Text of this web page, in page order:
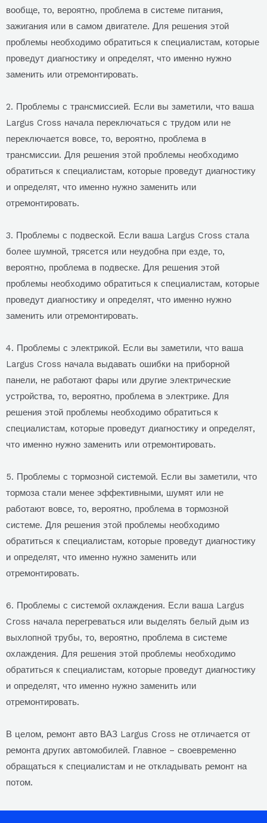
вообще, то, вероятно, проблема в системе питания,
зажигания или в самом двигателе. Для решения этой
проблемы необходимо обратиться к специалистам, которые
проведут диагностику и определят, что именно нужно
заменить или отремонтировать.
2. Проблемы с трансмиссией. Если вы заметили, что ваша
Largus Cross начала переключаться с трудом или не
переключается вовсе, то, вероятно, проблема в
трансмиссии. Для решения этой проблемы необходимо
обратиться к специалистам, которые проведут диагностику
и определят, что именно нужно заменить или
отремонтировать.
3. Проблемы с подвеской. Если ваша Largus Cross стала
более шумной, трясется или неудобна при езде, то,
вероятно, проблема в подвеске. Для решения этой
проблемы необходимо обратиться к специалистам, которые
проведут диагностику и определят, что именно нужно
заменить или отремонтировать.
4. Проблемы с электрикой. Если вы заметили, что ваша
Largus Cross начала выдавать ошибки на приборной
панели, не работают фары или другие электрические
устройства, то, вероятно, проблема в электрике. Для
решения этой проблемы необходимо обратиться к
специалистам, которые проведут диагностику и определят,
что именно нужно заменить или отремонтировать.
5. Проблемы с тормозной системой. Если вы заметили, что
тормоза стали менее эффективными, шумят или не
работают вовсе, то, вероятно, проблема в тормозной
системе. Для решения этой проблемы необходимо
обратиться к специалистам, которые проведут диагностику
и определят, что именно нужно заменить или
отремонтировать.
6. Проблемы с системой охлаждения. Если ваша Largus
Cross начала перегреваться или выделять белый дым из
выхлопной трубы, то, вероятно, проблема в системе
охлаждения. Для решения этой проблемы необходимо
обратиться к специалистам, которые проведут диагностику
и определят, что именно нужно заменить или
отремонтировать.
В целом, ремонт авто ВАЗ Largus Cross не отличается от
ремонта других автомобилей. Главное – своевременно
обращаться к специалистам и не откладывать ремонт на
потом.